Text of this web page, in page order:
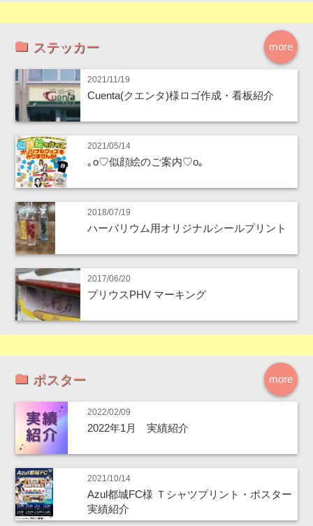
more
ステッカー
2021/11/19
Cuenta(クエンタ)様ロゴ作成・看板紹介
2021/05/14
｡o♡似顔絵のご案内♡o｡
2018/07/19
ハーバリウム用オリジナルシールプリント
2017/06/20
プリウスPHV マーキング
more
ポスター
2022/02/09
2022年1月 実績紹介
2021/10/14
Azul都城FC様 Ｔシャツプリント・ポスター
実績紹介